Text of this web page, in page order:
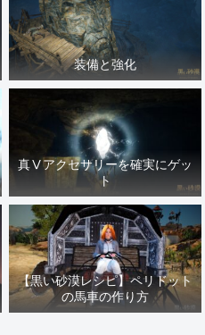
装備と強化
真Ⅴアクセサリーを確実にゲッ
ト
【黒い砂漠レシピ】ペリドット
の馬車の作り方